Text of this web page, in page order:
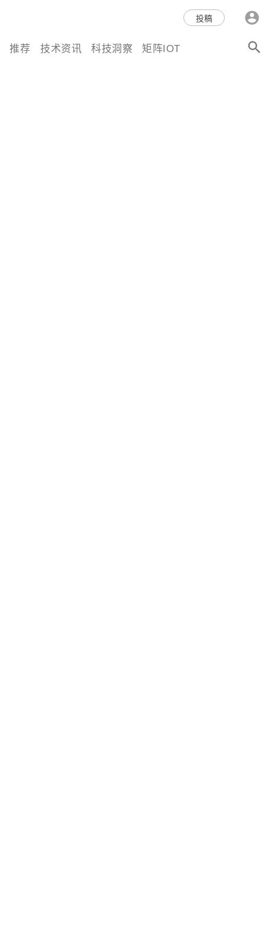
科技互联网,科技,资讯,动态,洞
察,量子,计算,AI,人工智能,机器
投稿
推荐 技术资讯 科技洞察 矩阵IOT